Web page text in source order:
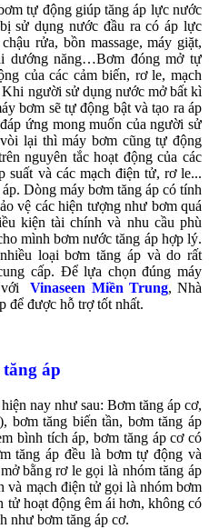
tự động giúp tăng áp lực nước
sử dụng nước đầu ra có áp lực
rửa, bồn massage, máy giặt,
dướng năng…Bơm đóng mở tự
của các cảm biến, rơ le, mạch
người sử dụng nước mở bất kì
bơm sẽ tự động bật và tạo ra áp
ứng mong muốn của người sử
lại thì máy bơm cũng tự động
nguyên tắc hoạt động của các
suất và các mạch điện tử, rơ le...
Dòng máy bơm tăng áp có tính
vệ các hiện tượng như bơm quá
kiện tài chính và nhu cầu phù
mình bơm nước tăng áp hợp lý.
loại bơm tăng áp và do rất
cấp. Để lựa chọn đúng máy
Vinaseen Miền Trung, Nhà
để được hỗ trợ tốt nhất.
áp
nay như sau: Bơm tăng áp cơ,
bơm tăng biến tần, bơm tăng áp
bình tích áp, bơm tăng áp cơ có
tăng áp đều là bơm tự động và
bằng rơ le gọi là nhóm tăng áp
và mạch điện tử gọi là nhóm bơm
tử hoạt động êm ái hơn, không có
như bơm tăng áp cơ.